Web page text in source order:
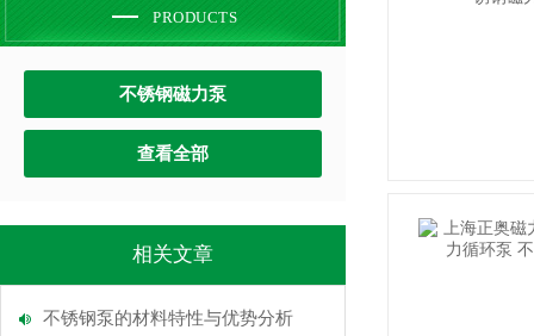
PRODUCTS
不锈钢磁力泵
查看全部
相关文章
不锈钢泵的材料特性与优势分析